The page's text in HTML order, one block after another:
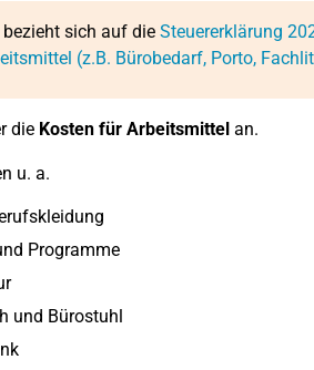
bezieht sich auf die Steuererklärung
(z.B. Bürobedarf, Porto,
die Kosten für Arbeitsmittel an.
u. a.
Programme
und Bürostuhl